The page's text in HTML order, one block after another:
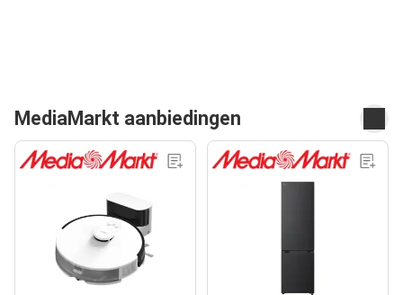
MediaMarkt aanbiedingen